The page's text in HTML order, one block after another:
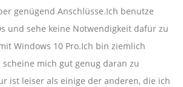
genügend Anschlüsse.Ich benutze
und sehe keine Notwendigkeit dafür zu
Windows 10 Pro.Ich bin ziemlich
mich gut genug daran zu
ist leiser als einige der anderen, die ich